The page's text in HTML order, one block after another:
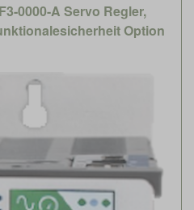
0000-A Servo Regler,
Option